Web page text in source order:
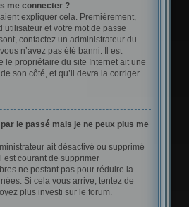
me connecter ?
expliquer cela. Premièrement,
et votre mot de passe
contactez un administrateur du
n’avez pas été banni. Il est
le propriétaire du site Internet ait une
son côté, et qu’il devra la corriger.
le passé mais je ne peux plus me
ait désactivé ou supprimé
est courant de supprimer
ne postant pas pour réduire la
Si cela vous arrive, tentez de
plus investi sur le forum.